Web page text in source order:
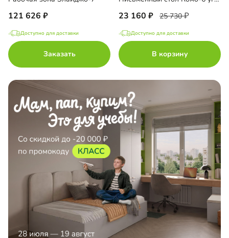
121 626
Доступно для доставки
Заказать
23 160 25 730
Доступно для доставки
В корзину